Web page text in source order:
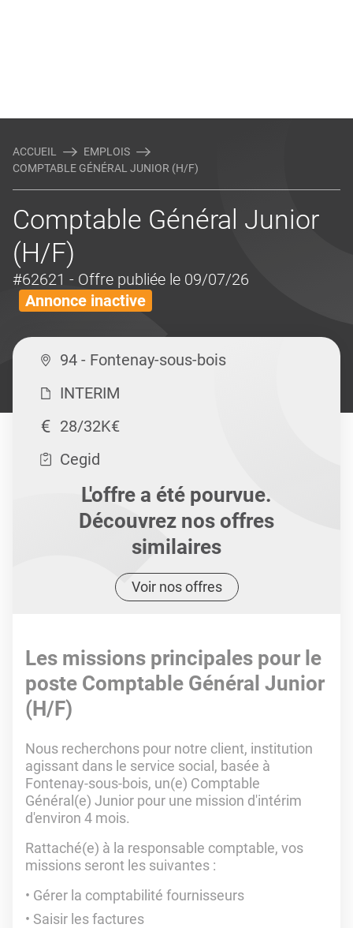
ACCUEIL
EMPLOIS
COMPTABLE GÉNÉRAL JUNIOR (H/F)
Comptable Général Junior
(H/F)
#62621 - Offre publiée le 09/07/26
Annonce inactive
94 - Fontenay-sous-bois
INTERIM
28/32K€
Cegid
L'offre a été pourvue.
Découvrez nos offres
similaires
Voir nos offres
Les missions principales pour le
poste Comptable Général Junior
(H/F)
Nous recherchons pour notre client, institution
agissant dans le service social, basée à
Fontenay-sous-bois, un(e) Comptable
Général(e) Junior pour une mission d'intérim
d'environ 4 mois.
Rattaché(e) à la responsable comptable, vos
missions seront les suivantes :
Gérer la comptabilité fournisseurs
Saisir les factures